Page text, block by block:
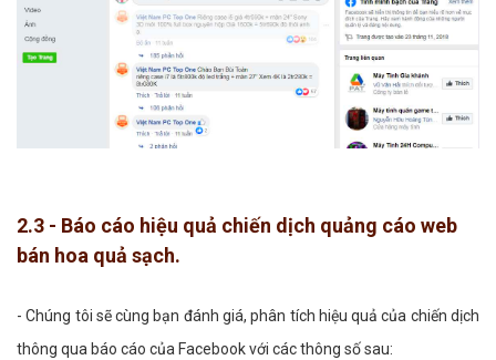
2.3 - Báo cáo hiệu quả chiến dịch quảng cáo web
bán hoa quả sạch.
- Chúng tôi sẽ cùng bạn đánh giá, phân tích hiệu quả của chiến dịch
thông qua báo cáo của Facebook với các thông số sau: